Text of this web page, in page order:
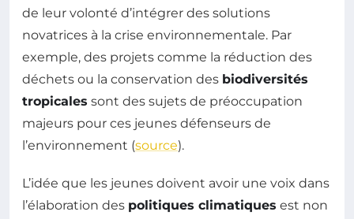
de leur volonté d’intégrer des solutions
novatrices à la crise environnementale. Par
exemple, des projets comme la réduction des
déchets ou la conservation des biodiversités
tropicales sont des sujets de préoccupation
majeurs pour ces jeunes défenseurs de
l’environnement (source).
L’idée que les jeunes doivent avoir une voix dans
l’élaboration des politiques climatiques est non